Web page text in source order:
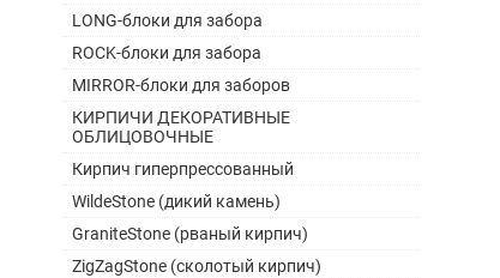
LONG-блоки для забора
ROCK-блоки для забора
MIRROR-блоки для заборов
КИРПИЧИ ДЕКОРАТИВНЫЕ
ОБЛИЦОВОЧНЫЕ
Кирпич гиперпрессованный
WildeStone (дикий камень)
GraniteStone (рваный кирпич)
ZigZagStone (сколотый кирпич)